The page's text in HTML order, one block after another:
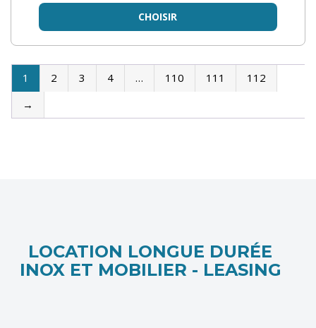
CHOISIR
1 2 3 4 … 110 111
112
→
LOCATION LONGUE DURÉE
INOX ET MOBILIER - LEASING